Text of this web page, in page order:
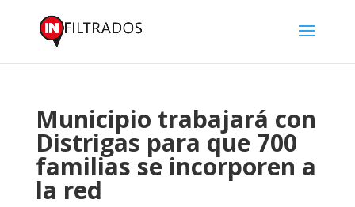
Municipio trabajará con
Distrigas para que 700
familias se incorporen a
la red